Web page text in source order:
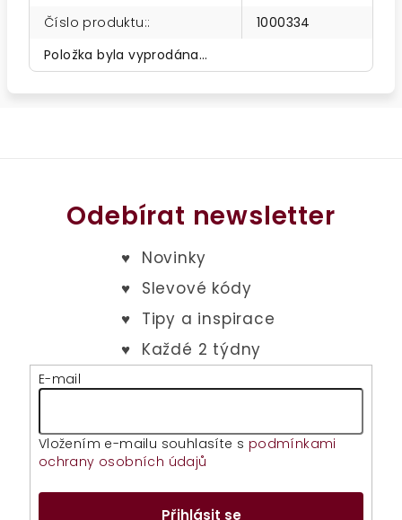
Číslo produktu::
1000334
Položka byla vyprodána…
Odebírat newsletter
E-mail
Vložením e-mailu souhlasíte s podmínkami
ochrany osobních údajů
Přihlásit se